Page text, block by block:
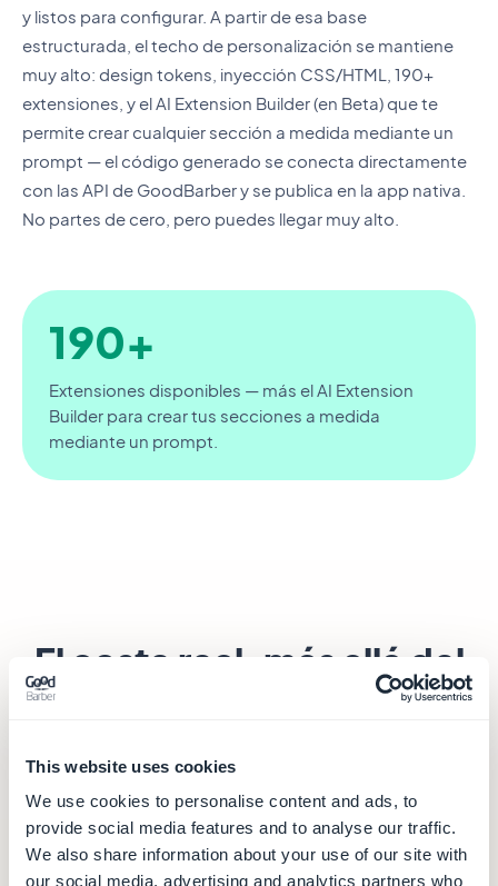
This website uses cookies
We use cookies to personalise content and ads, to
provide social media features and to analyse our traffic.
We also share information about your use of our site with
our social media, advertising and analytics partners who
y listos para configurar. A partir de esa base
estructurada, el techo de personalización se mantiene
muy alto: design tokens, inyección CSS/HTML, 190+
extensiones, y el AI Extension Builder (en Beta) que te
permite crear cualquier sección a medida mediante un
prompt — el código generado se conecta directamente
con las API de GoodBarber y se publica en la app nativa.
No partes de cero, pero puedes llegar muy alto.
190+
Extensiones disponibles — más el AI Extension
Builder para crear tus secciones a medida
mediante un prompt.
El coste real, más allá del
precio anunciado
El precio de Adalo no lo cubre todo: publicar en
desarrollador, integraciones y planes superiores
Esto es lo que está incluido en cada lado.